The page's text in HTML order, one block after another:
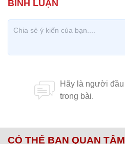
CÓ THỂ BẠN QUAN TÂM